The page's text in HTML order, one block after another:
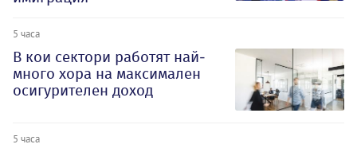
5 часа
В кои сектори работят най-
много хора на максимален
осигурителен доход
5 часа